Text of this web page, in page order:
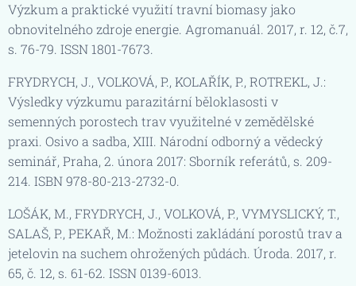
Výzkum a praktické využití travní biomasy jako
obnovitelného zdroje energie. Agromanuál. 2017, r. 12, č.7,
s. 76-79. ISSN 1801-7673.
FRYDRYCH, J., VOLKOVÁ, P., KOLAŘÍK, P., ROTREKL, J.:
Výsledky výzkumu parazitární běloklasosti v
semenných porostech trav využitelné v zemědělské
praxi. Osivo a sadba, XIII. Národní odborný a vědecký
seminář, Praha, 2. února 2017: Sborník referátů, s. 209-
214. ISBN 978-80-213-2732-0.
LOŠÁK, M., FRYDRYCH, J., VOLKOVÁ, P., VYMYSLICKÝ, T.,
SALAŠ, P., PEKAŘ, M.: Možnosti zakládání porostů trav a
jetelovin na suchem ohrožených půdách. Úroda. 2017, r.
65, č. 12, s. 61-62. ISSN 0139-6013.